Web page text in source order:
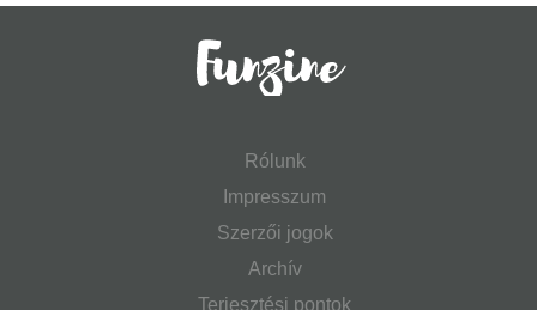
Rólunk
Impresszum
Szerzői jogok
Archív
Terjesztési pontok